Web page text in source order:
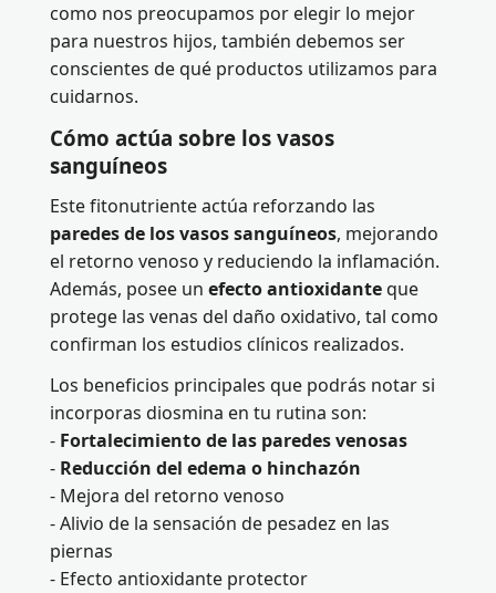
como nos preocupamos por elegir lo mejor
para nuestros hijos, también debemos ser
conscientes de qué productos utilizamos para
cuidarnos.
Cómo actúa sobre los vasos
sanguíneos
Este fitonutriente actúa reforzando las
paredes de los vasos sanguíneos, mejorando
el retorno venoso y reduciendo la inflamación.
Además, posee un efecto antioxidanteque
protege las venas del daño oxidativo, tal como
confirman los estudios clínicos realizados.
Los beneficios principales que podrás notar si
incorporas diosmina en tu rutina son:
- Fortalecimiento de las paredes venosas
- Reducción del edema o hinchazón
- Mejora del retorno venoso
- Alivio de la sensación de pesadez en las
piernas
- Efecto antioxidante protector